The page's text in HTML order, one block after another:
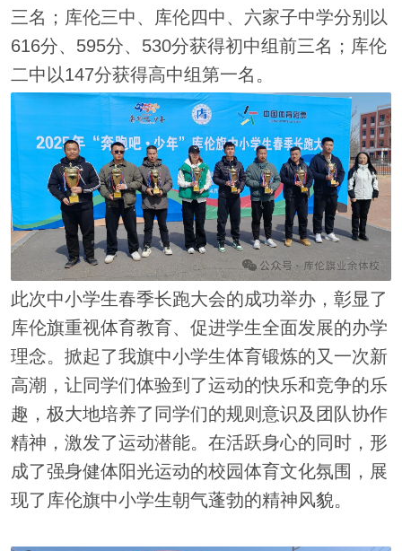
三名；库伦三中、库伦四中、六家子中学分别以
616分、595分、530分获得初中组前三名；库伦
二中以147分获得高中组第一名。
此次中小学生春季长跑大会的成功举办，彰显了
库伦旗重视体育教育、促进学生全面发展的办学
理念。掀起了我旗中小学生体育锻炼的又一次新
高潮，让同学们体验到了运动的快乐和竞争的乐
趣，极大地培养了同学们的规则意识及团队协作
精神，激发了运动潜能。在活跃身心的同时，形
成了强身健体阳光运动的校园体育文化氛围，展
现了库伦旗中小学生朝气蓬勃的精神风貌。